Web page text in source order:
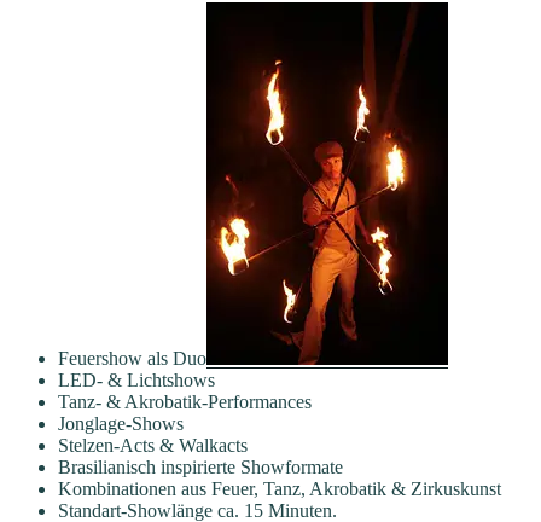
Feuershow als Duo
LED- & Lichtshows
Tanz- & Akrobatik-Performances
Jonglage-Shows
Stelzen-Acts & Walkacts
Brasilianisch inspirierte Showformate
Kombinationen aus Feuer, Tanz, Akrobatik & Zirkuskunst
Standart-Showlänge ca. 15 Minuten.